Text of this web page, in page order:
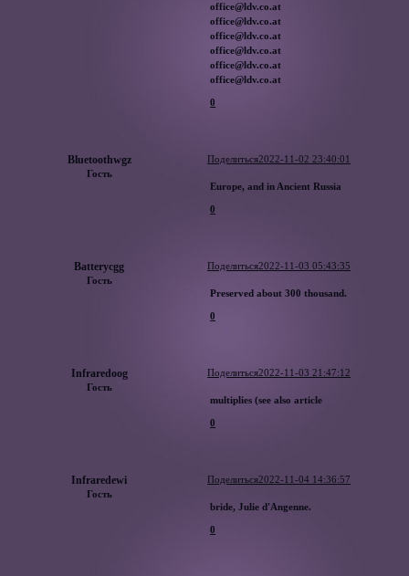
office@ldv.co.at
office@ldv.co.at
office@ldv.co.at
office@ldv.co.at
office@ldv.co.at
office@ldv.co.at
0
Поделиться2022-11-02 23:40:01
Bluetoothwgz
Гость
Europe, and in Ancient Russia
0
Поделиться2022-11-03 05:43:35
Batterycgg
Гость
Preserved about 300 thousand.
0
Поделиться2022-11-03 21:47:12
Infraredoog
Гость
multiplies (see also article
0
Поделиться2022-11-04 14:36:57
Infraredewi
Гость
bride, Julie d'Angenne.
0